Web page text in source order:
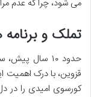
می شود، چرا که عدم
تملک و
حدود ۱۰ سال
قزوین، با درک اهمیت
کورسوی امیدی را در